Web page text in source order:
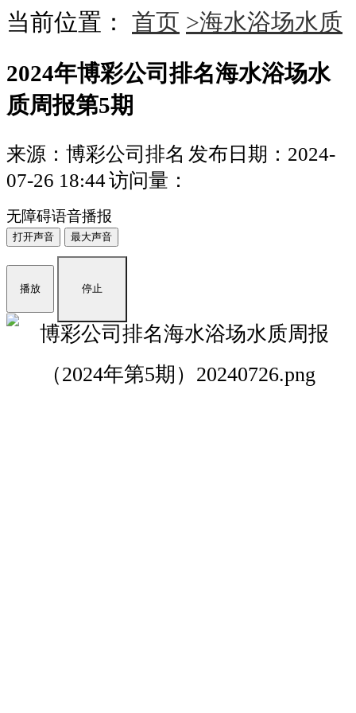
当前位置： 首页 >海水浴场水质
2024年博彩公司排名海水浴场水
质周报第5期
来源：博彩公司排名 发布日期：2024-
07-26 18:44访问量：
无障碍语音播报
打开声音 最大声音
播放 停止